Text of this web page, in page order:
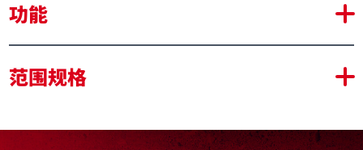
功能
使用寿命内保护冲击钻头，精确契合。
磁圈采用紧凑型设计，可加磁和消磁批头
范围规格